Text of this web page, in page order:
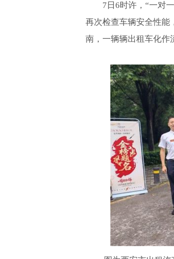
7日6时许，“一对
再次检查车辆安全性能
南，一辆辆出租车化作